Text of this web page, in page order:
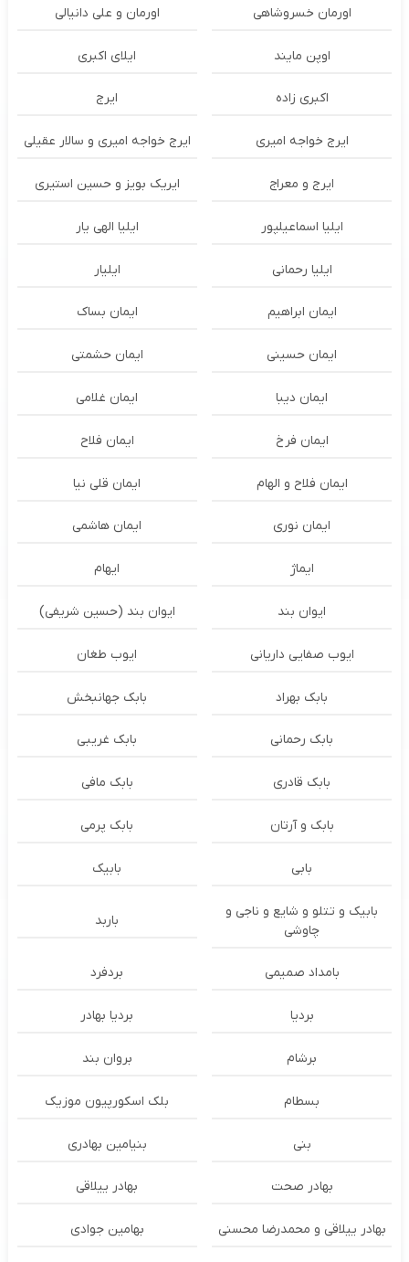
اورمان خسروشاهی اورمان و علی دانیالی
اوپن مایند ايلاى اكبرى
اکبری زاده ایرج
ایرج خواجه امیری ایرج خواجه امیری و سالار عقیلی
ایرج و معراج ایریک بویز و حسین استیری
ایلیا اسماعیلپور ایلیا الهی یار
ایلیا رحمانی ایلیار
ایمان ابراهیم ایمان بساک
ایمان حسینی ایمان حشمتی
ایمان دیبا ایمان غلامی
ایمان فرخ ایمان فلاح
ایمان فلاح و الهام ایمان قلی نیا
ایمان نوری ایمان هاشمی
ایماژ ایهام
ایوان بند ایوان بند (حسین شریفی)
ایوب صفایی داریانی ایوب طغان
بابک بهراد بابک جهانبخش
بابک رحمانی بابک غریبی
بابک قادری بابک مافی
بابک و آرتان بابک پرمی
بابی بابیک
بابیک و تتلو و شایع و ناجی و
چاوشی
باربد
بامداد صمیمی بردفرد
بردیا بردیا بهادر
برشام بروان بند
بسطام بلک اسکورپیون موزیک
بنی بنیامین بهادری
بهادر صحت بهادر ییلاقی
بهادر ییلاقی و محمدرضا محسنی بهامین جوادی